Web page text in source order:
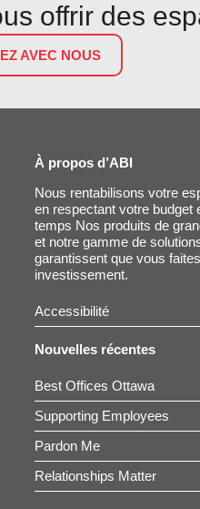
offrir des
AVEC NOUS
À propos d’ABI
Nous rentabilisons votre
en respectant votre budget
temps Nos produits de
et notre gamme de
garantissent que vous
investissement.
Accessibilité
Nouvelles récentes
Best Offices Ottawa
Supporting Employees
Pardon Me
Relationships Matter